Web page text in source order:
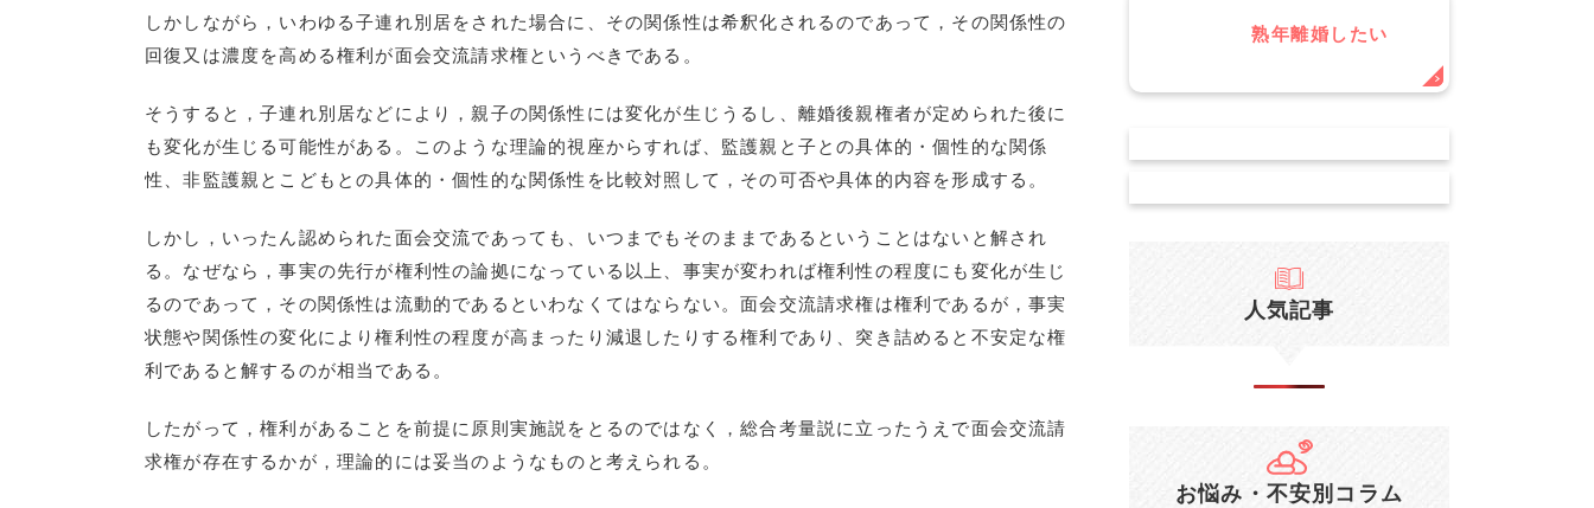
しかしながら，いわゆる子連れ別居をされた場合に、その関係性は希釈化されるのであって，その関係性の
回復又は濃度を高める権利が面会交流請求権というべきである。
そうすると，子連れ別居などにより，親子の関係性には変化が生じうるし、離婚後親権者が定められた後に
も変化が生じる可能性がある。このような理論的視座からすれば、監護親と子との具体的・個性的な関係
性、非監護親とこどもとの具体的・個性的な関係性を比較対照して，その可否や具体的内容を形成する。
しかし，いったん認められた面会交流であっても、いつまでもそのままであるということはないと解され
る。なぜなら，事実の先行が権利性の論拠になっている以上、事実が変われば権利性の程度にも変化が生じ
るのであって，その関係性は流動的であるといわなくてはならない。面会交流請求権は権利であるが，事実
状態や関係性の変化により権利性の程度が高まったり減退したりする権利であり、突き詰めると不安定な権
利であると解するのが相当である。
したがって，権利があることを前提に原則実施説をとるのではなく，総合考量説に立ったうえで面会交流請
求権が存在するかが，理論的には妥当のようなものと考えられる。
熟年離婚したい
人気記事
お悩み・不安別コラム